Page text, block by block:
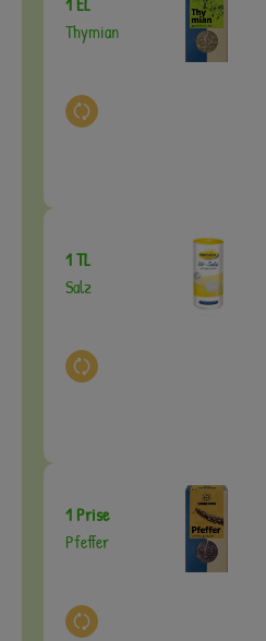
Thymian
Auswahl ändern
1 TL
Salz
Auswahl ändern
1 Prise
Pfeffer
Auswahl ändern